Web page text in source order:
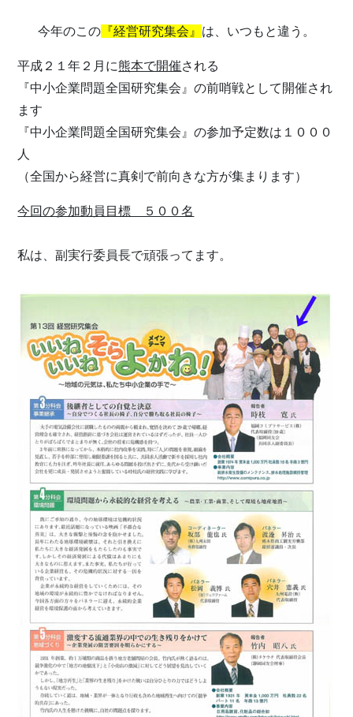
今年のこの 『経営研究集会』 は、いつもと違う。
平成２１年２月に熊本で開催される
『中小企業問題全国研究集会』の前哨戦として開催され
ます
『中小企業問題全国研究集会』の参加予定数は１０００
人
（全国から経営に真剣で前向きな方が集まります）
今回の参加動員目標 ５００名
私は、副実行委員長で頑張ってます。